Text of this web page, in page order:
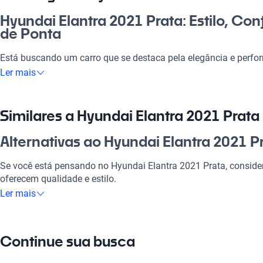
Hyundai Elantra 2021 Prata: Estilo,
de Ponta
Está buscando um carro que se destaca pela elegância e
2021 Prata é a escolha certa para você que deseja
combina estilo e praticidade, perfeito para quem procura um
brasileiro.
Por que escolher Hyundai Elantra 2021
Tecnologia ao seu dispor
Desfrute da melhor tecnologia com Tecnología moderna,
Ler mais
Similares a Hyundai Elantra 2021 Prata
Alternativas ao Hyundai Elantra 2021
Se você está pensando no Hyundai Elantra 2021 Prata,
oferecem qualidade e estilo.
Hyundai Elantra Negro
Ler mais
Continue sua busca